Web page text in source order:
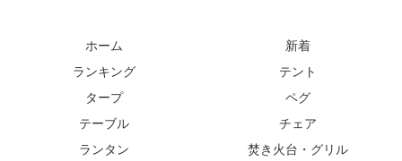
ホーム
新着
ランキング
テント
タープ
ペグ
テーブル
チェア
ランタン
焚き火台・グリル